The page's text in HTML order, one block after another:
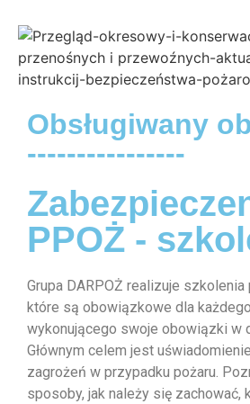
Obsługiwany
----------------
PPOŻ -
Grupa DARPOŻ realizuje
które są obowiązkowe dla
wykonującego swoje obowiązki w
Głównym celem jest
zagrożeń w przypadku pożaru.
sposoby, jak należy się zachować,